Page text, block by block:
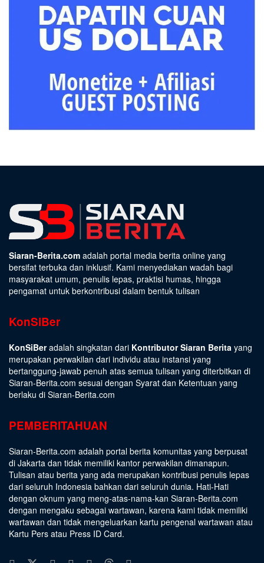
Siaran-Berita.com adalah portal media berita online yang
bersifat terbuka dan inklusif. Kami menyediakan wadah bagi
masyarakat umum, penulis lepas, praktisi humas, hingga
pengamat untuk berkontribusi dalam bentuk tulisan
KonSiBer
KonSiBeradalah singkatan dari Kontributor Siaran Berita yang
merupakan perwakilan dari individu atau instansi yang
bertanggung-jawab penuh atas semua tulisan yang diterbitkan di
Siaran-Berita.com sesuai dengan Syarat dan Ketentuan yang
berlaku di Siaran-Berita.com
PEMBERITAHUAN
Siaran-Berita.com adalah portal berita komunitas yang berpusat
di Jakarta dan tidak memiliki kantor perwakilan dimanapun.
Tulisan atau berita yang ada merupakan kontribusi penulis lepas
dari seluruh Indonesia bahkan dari seluruh dunia. Hati-Hati
dengan oknum yang meng-atas-nama-kan Siaran-Berita.com
dengan mengaku sebagai wartawan, karena kami tidak memiliki
wartawan dan tidak mengeluarkan kartu pengenal wartawan atau
Kartu Pers atau Press ID Card.